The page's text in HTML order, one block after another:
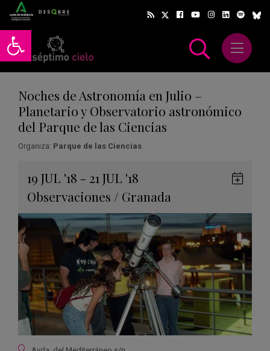
Abrir barra de herramientas
Abrir
Noches de Astronomía en Julio –
Planetario y Observatorio astronómico
del Parque de las Ciencias
Organiza: Parque de las Ciencias
19 JUL '18 - 21 JUL '18
Observaciones / Granada